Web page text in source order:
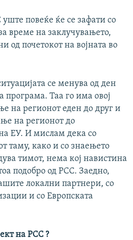
повеќе ќе се зафати со
време на заклучувањето,
од почетокот на војната во
се менува од ден
програма. Таа го има овој
на регионот еден до друг и
на регионот до
ЕУ. И мислам дека со
таму, како и со знаењето
тимот, нема кој навистина
подобро од РСС. Заедно,
локални партнери, со
и со Европската
на РСС ?